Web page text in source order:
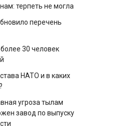
терпеть не могла
перечень
30 человек
НАТО и в каких
угроза тылам
завод по выпуску